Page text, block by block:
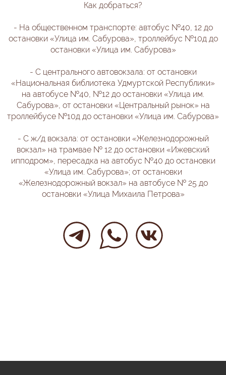
Как добраться?
- На общественном транспорте: автобус №40, 12 до
остановки «Улица им. Сабурова», троллейбус №10д до
остановки «Улица им. Сабурова»
- С центрального автовокзала: от остановки
«Национальная библиотека Удмуртской Республики»
на автобусе №40, №12 до остановки «Улица им.
Сабурова», от остановки «Центральный рынок» на
троллейбусе №10д до остановки «Улица им. Сабурова»
- С ж/д вокзала: от остановки «Железнодорожный
вокзал» на трамвае № 12 до остановки «Ижевский
ипподром», пересадка на автобус №40 до остановки
«Улица им. Сабурова»; от остановки
«Железнодорожный вокзал» на автобусе № 25 до
остановки «Улица Михаила Петрова»